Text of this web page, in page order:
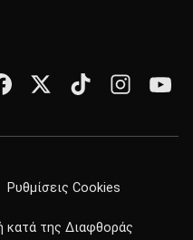
Ρυθμίσεις Cookies
κατά της Διαφθοράς